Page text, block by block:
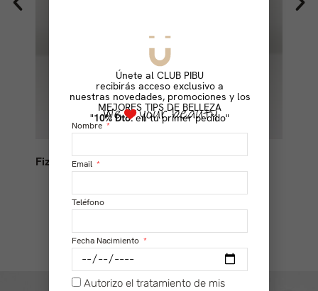
Fizzy POP V.2 + Gasa Orgánica
Únete al CLUB PIBU
recibirás acceso exclusivo a
nuestras novedades, promociones y los
MEJORES TIPS DE BELLEZA
"10% Dto.en tu primer pedido"
Nombre
Email
Teléfono
Fecha Nacimiento
Autorizo el tratamiento de mis